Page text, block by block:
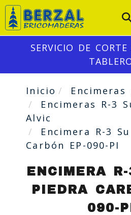
SERVICIO DE
Inicio
Encimeras
Encimeras R-3
Alvic
Encimera R-3
Carbón EP-090-PI
ENCIMERA
PIEDRA
090-PI